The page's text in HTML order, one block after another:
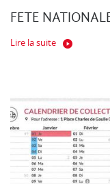
FETE
Lire la suite